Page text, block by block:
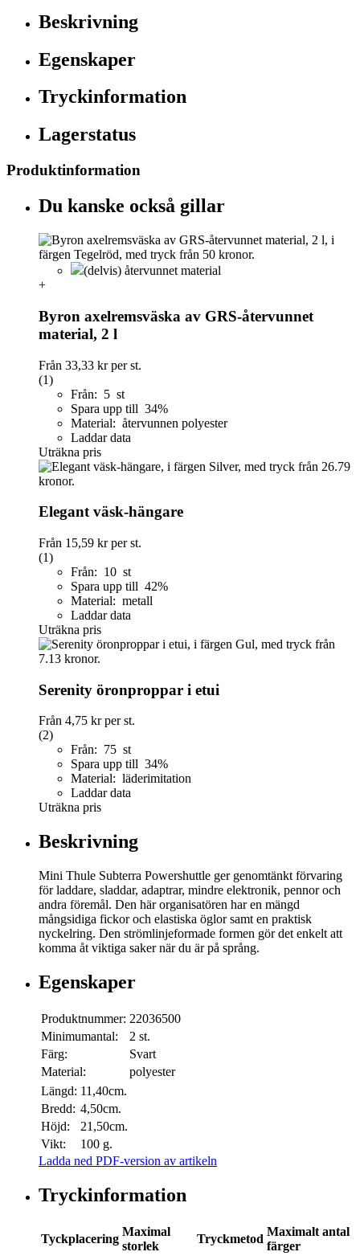
Beskrivning
Egenskaper
Tryckinformation
Lagerstatus
Produktinformation
Du kanske också gillar
(delvis) återvunnet material
+
Byron axelremsväska av GRS-återvunnet
material, 2 l
Från 33,33 krper st.
(1)
Från: 5 st
Spara upp till 34%
Material: återvunnen polyester
Laddar data
Uträkna pris
Elegant väsk-hängare
Från 15,59 krper st.
(1)
Från: 10 st
Spara upp till 42%
Material: metall
Laddar data
Uträkna pris
Serenity öronproppar i etui
Från 4,75 krper st.
(2)
Från: 75 st
Spara upp till 34%
Material: läderimitation
Laddar data
Uträkna pris
Beskrivning
Mini Thule Subterra Powershuttle ger genomtänkt förvaring
för laddare, sladdar, adaptrar, mindre elektronik, pennor och
andra föremål. Den här organisatören har en mängd
mångsidiga fickor och elastiska öglor samt en praktisk
nyckelring. Den strömlinjeformade formen gör det enkelt att
komma åt viktiga saker när du är på språng.
Egenskaper
Produktnummer: 22036500
Minimumantal:
2 st.
Färg:
Svart
Material:
polyester
Längd: 11,40cm.
Bredd: 4,50cm.
Höjd:
21,50cm.
Vikt:
100 g.
Ladda ned PDF-version av artikeln
Tryckinformation
Tyckplacering
Maximal
storlek
Tryckmetod
Maximalt antal
färger